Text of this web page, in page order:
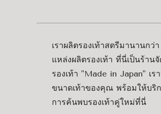
เราผลิตรองเท้าสตรีมานานกว่
แหล่งผลิตรองเท้า ที่นี่เป็นร้าน
รองเท้า "Made in Japan" เร
ขนาดเท้าของคุณ พร้อมให้บริก
การค้นพบรองเท้าคู่ใหม่ที่นี่